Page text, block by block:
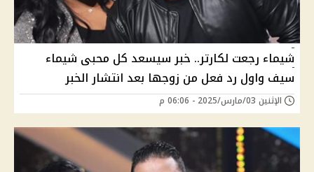
شيماء رجعت لكارتر.. خبر سيسعد كل محبى شيماء
سيف واول رد فعل من زوجها بعد انتشار الخبر
الإثنين 03/مارس/2025 - 06:06 م